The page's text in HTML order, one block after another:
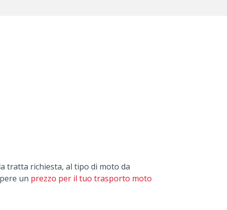
tratta richiesta, al tipo di moto da
un prezzo per il tuo trasporto moto